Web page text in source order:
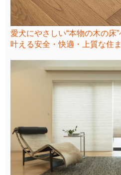
愛犬にやさしい“本物の木の床
叶える安全・快適・上質な住